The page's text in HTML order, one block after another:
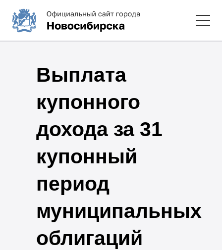
Выплата
купонного
дохода за 31
купонный
период
муниципальных
облигаций